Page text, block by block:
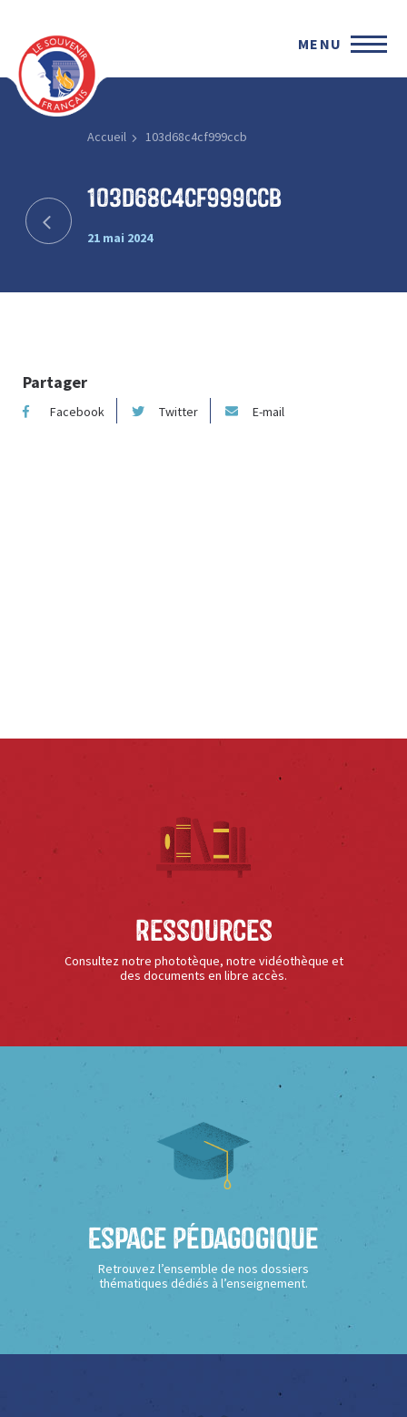
MENU
Accueil 103d68c4cf999ccb
103d68c4cf999ccb
21 mai 2024
Partager
Facebook Twitter E-mail
Ressources
Consultez notre phototèque, notre vidéothèque et
des documents en libre accès.
Espace Pédagogique
Retrouvez l’ensemble de nos dossiers
thématiques dédiés à l’enseignement.